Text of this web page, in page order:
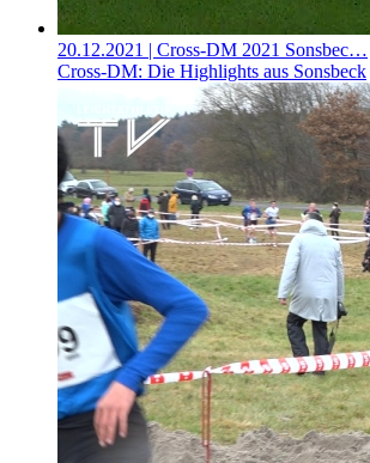
20.12.2021 | Cross-DM 2021 Sonsbec…
Cross-DM: Die Highlights aus Sonsbeck